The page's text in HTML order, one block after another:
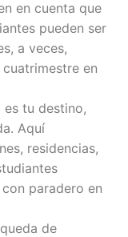
en cuenta que
pueden ser
a veces,
en
es tu destino,
Aquí
residencias,
paradero en
de